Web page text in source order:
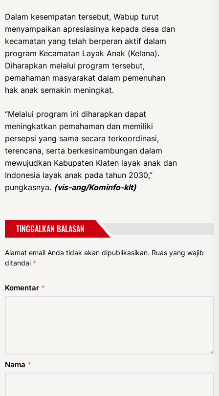
Dalam kesempatan tersebut, Wabup turut
menyampaikan apresiasinya kepada desa dan
kecamatan yang telah berperan aktif dalam
program Kecamatan Layak Anak (Kelana).
Diharapkan melalui program tersebut,
pemahaman masyarakat dalam pemenuhan
hak anak semakin meningkat.
“Melalui program ini diharapkan dapat
meningkatkan pemahaman dan memiliki
persepsi yang sama secara terkoordinasi,
terencana, serta berkesinambungan dalam
mewujudkan Kabupaten Klaten layak anak dan
Indonesia layak anak pada tahun 2030,”
pungkasnya. (vis-ang/Kominfo-klt)
TINGGALKAN BALASAN
Alamat email Anda tidak akan dipublikasikan. Ruas yang wajib
ditandai *
Komentar *
Nama *